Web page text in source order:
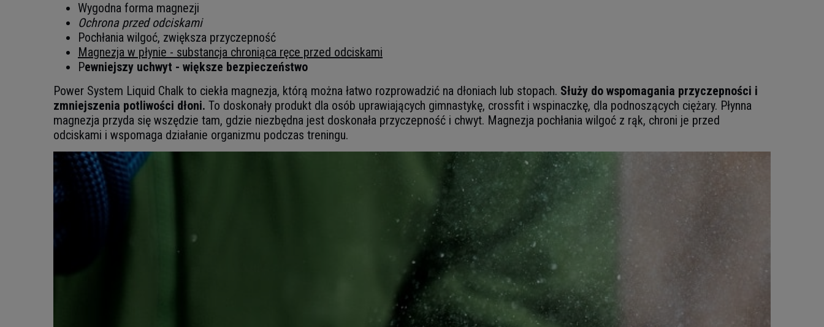
Wygodna forma magnezji
Ochrona przed odciskami
Pochłania wilgoć, zwiększa przyczepność
Magnezja w płynie - substancja chroniąca ręce przed odciskami
Pewniejszy uchwyt - większe bezpieczeństwo
Power System Liquid Chalk to ciekła magnezja, którą można łatwo rozprowadzić na dłoniach lub stopach. Służy do wspomagania przyczepności i
zmniejszenia potliwości dłoni. To doskonały produkt dla osób uprawiających gimnastykę, crossfit i wspinaczkę, dla podnoszących ciężary. Płynna
magnezja przyda się wszędzie tam, gdzie niezbędna jest doskonała przyczepność i chwyt. Magnezja pochłania wilgoć z rąk, chroni je przed
odciskami i wspomaga działanie organizmu podczas treningu.